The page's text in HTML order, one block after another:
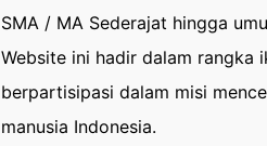
SMA / MA Sederajat hingga
Website ini hadir dalam rangka
berpartisipasi dalam misi
manusia Indonesia.